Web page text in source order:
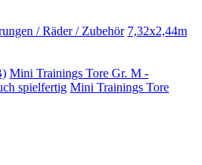
/ Räder / Zubehör 7,32x2,44m
Mini Trainings Tore Gr. M -
spielfertig Mini Trainings Tore